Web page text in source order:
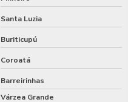
Santa Luzia
Buriticupú
Coroatá
Barreirinhas
Várzea Grande